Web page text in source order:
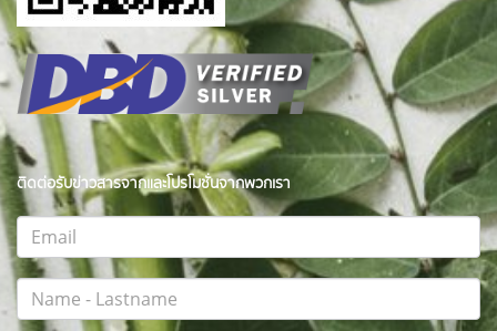
ติดต่อรับข่าวสารจากและโปรโมชั่นจากพวกเรา